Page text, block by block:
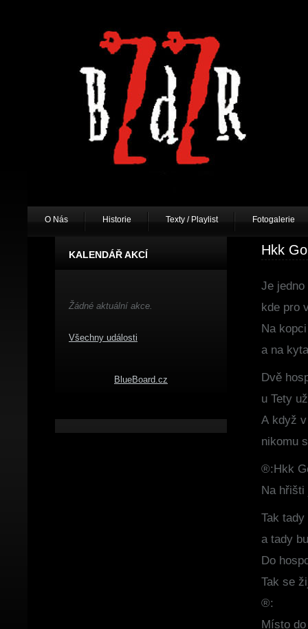
O Nás Historie Texty / Playlist Fotogalerie
Hkk Go
Je
kde pro
Na
a na
Dvě
u Tety
A když
nikomu
®:Hkk
Na
Tak
a tady
Do
Tak se
®:
Místo
KALENDÁŘ AKCÍ
Žádné aktuální akce.
Všechny události
BlueBoard.cz